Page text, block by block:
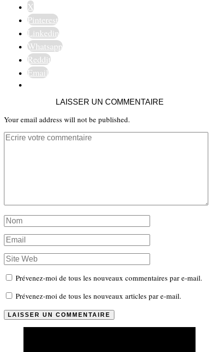
X
Pinterest
Linkedin
Whatsapp
Reddit
Email
LAISSER UN COMMENTAIRE
Your email address will not be published.
Prévenez-moi de tous les nouveaux commentaires par e-mail.
Prévenez-moi de tous les nouveaux articles par e-mail.